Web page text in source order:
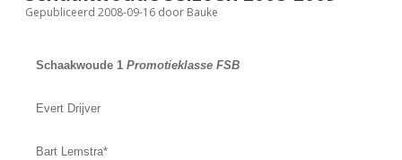
FSB: Schaakwoude II
FSB: Schaakwoude III
Koppelingen
Sponsoren
Gepubliceerd 2008-09-16 door Bauke
Schaakwoude 1 Promotieklasse FSB
Evert Drijver
Bart Lemstra*